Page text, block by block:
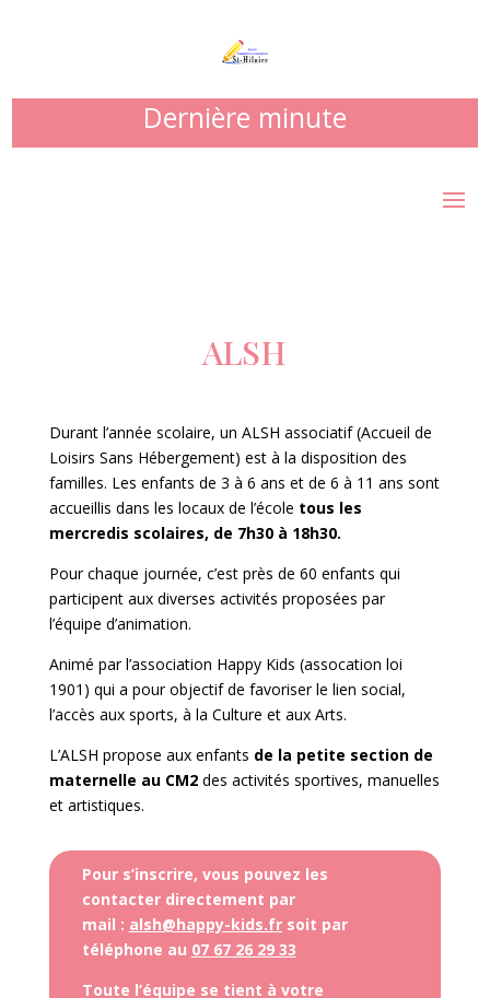
Dernière minute
ALSH
Durant l’année scolaire, un ALSH associatif (Accueil de
Loisirs Sans Hébergement) est à la disposition des
familles. Les enfants de 3 à 6 ans et de 6 à 11 ans sont
accueillis dans les locaux de l’école tous les
mercredis scolaires, de 7h30 à 18h30.
Pour chaque journée, c’est près de 60 enfants qui
participent aux diverses activités proposées par
l’équipe d’animation.
Animé par l’association Happy Kids (assocation loi
1901) qui a pour objectif de favoriser le lien social,
l’accès aux sports, à la Culture et aux Arts.
L’ALSH propose aux enfants de la petite section de
maternelle au CM2 des activités sportives, manuelles
et artistiques.
Pour s’inscrire, vous pouvez les
contacter directement par
mail : alsh@happy-kids.frsoit par
téléphone au 07 67 26 29 33
Toute l’équipe se tient à votre